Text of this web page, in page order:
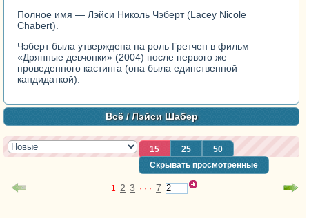
Полное имя — Лэйси Николь Чэберт (Lacey Nicole
Chabert).
Чэберт была утверждена на роль Гретчен в фильм
«Дрянные девчонки» (2004) после первого же
проведенного кастинга (она была единственной
кандидаткой).
Всё/ Лэйси Шабер
15 25
50
Скрывать просмотренные
1 2 3 · · · 7